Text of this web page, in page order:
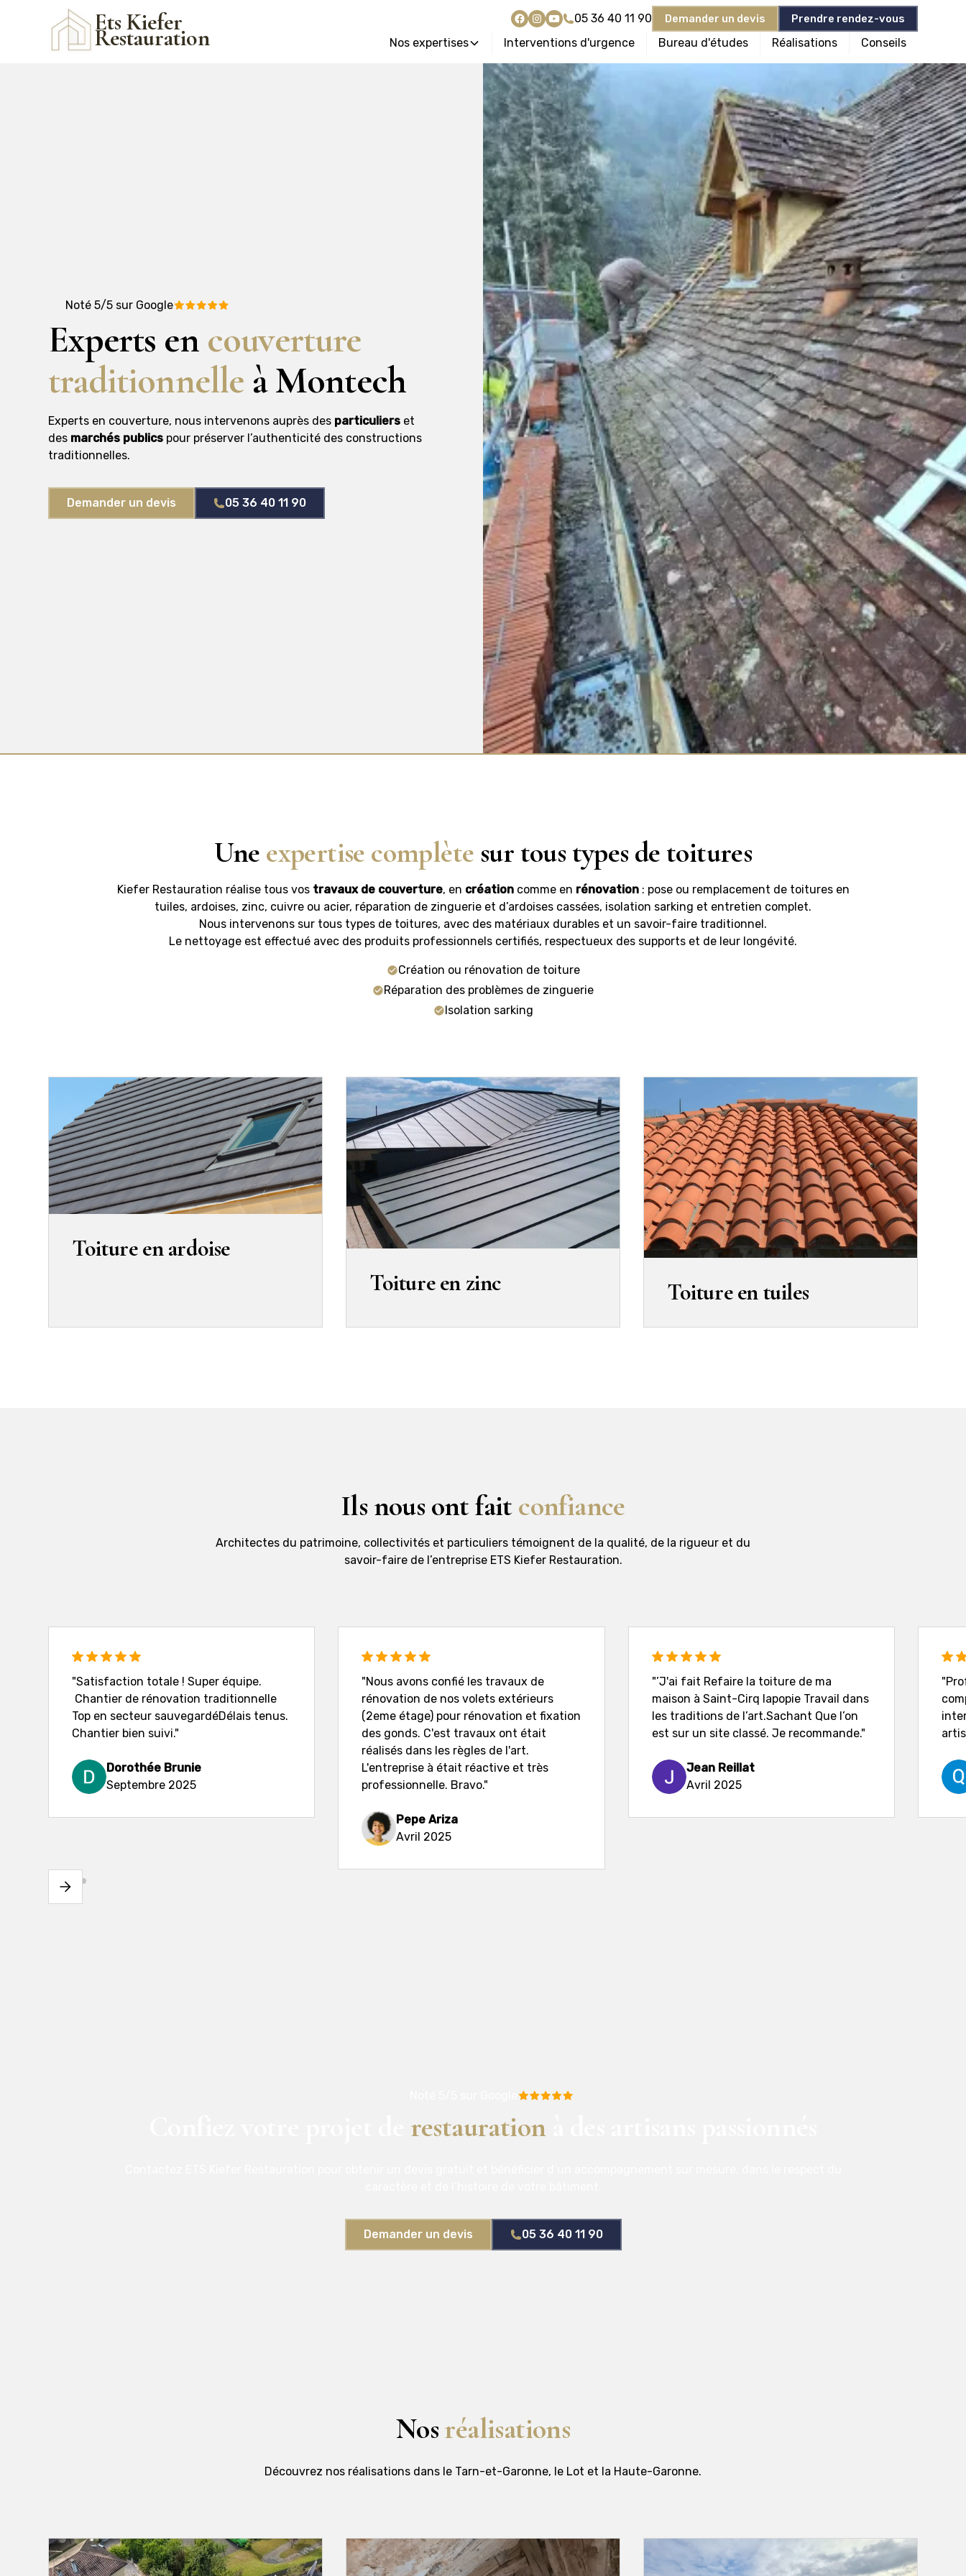
Ets Kiefer
Restauration
05 36 40 11 90 Demander un devis Prendre rendez-vous
Nos expertises Interventions d'urgence Bureau d'études Réalisations Conseils
Noté 5/5 sur Google
Experts en couverture
traditionnelle à Montech
Experts en couverture, nous intervenons auprès des particuliers et
des marchés publics pour préserver l’authenticité des constructions
traditionnelles.
Demander un devis 05 36 40 11 90
Une expertise complète sur tous types de toitures
Kiefer Restauration réalise tous vos travaux de couverture, en créationcomme en rénovation: pose ou remplacement de toitures en
tuiles, ardoises, zinc, cuivre ou acier, réparation de zinguerie et d’ardoises cassées, isolation sarking et entretien complet.
Nous intervenons sur tous types de toitures, avec des matériaux durables et un savoir-faire traditionnel.
Le nettoyage est effectué avec des produits professionnels certifiés, respectueux des supports et de leur longévité.
Création ou rénovation de toiture
Réparation des problèmes de zinguerie
Isolation sarking
Toiture en ardoise
Toiture en zinc
Toiture en tuiles
Ils nous ont faitconfiance
Architectes du patrimoine, collectivités et particuliers témoignent de la qualité, de la rigueur et du
savoir-faire de l’entreprise ETS Kiefer Restauration.
"Satisfaction totale ! Super équipe.
Chantier de rénovation traditionnelle
Top en secteur sauvegardéDélais tenus.
Chantier bien suivi."
Dorothée Brunie
Septembre 2025
"Nous avons confié les travaux de
rénovation de nos volets extérieurs
(2eme étage) pour rénovation et fixation
des gonds. C'est travaux ont était
réalisés dans les règles de l'art.
L'entreprise à était réactive et très
professionnelle. Bravo."
Pepe Ariza
Avril 2025
"’J'ai fait Refaire la toiture de ma
maison à Saint-Cirq lapopie Travail dans
les traditions de l’art.Sachant Que l’on
est sur un site classé. Je recommande."
Jean Reillat
Avril 2025
restaurationà des artisans passionnés
Demander un devis 05 36 40 11 90
Nosréalisations
Découvrez nos réalisations dans le Tarn-et-Garonne, le Lot et la Haute-Garonne.